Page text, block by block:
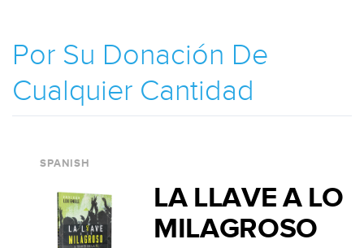
Por Su Donación De
Cualquier Cantidad
SPANISH
LA LLAVE A LO
MILAGROSO